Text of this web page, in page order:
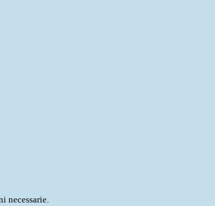
necessarie.